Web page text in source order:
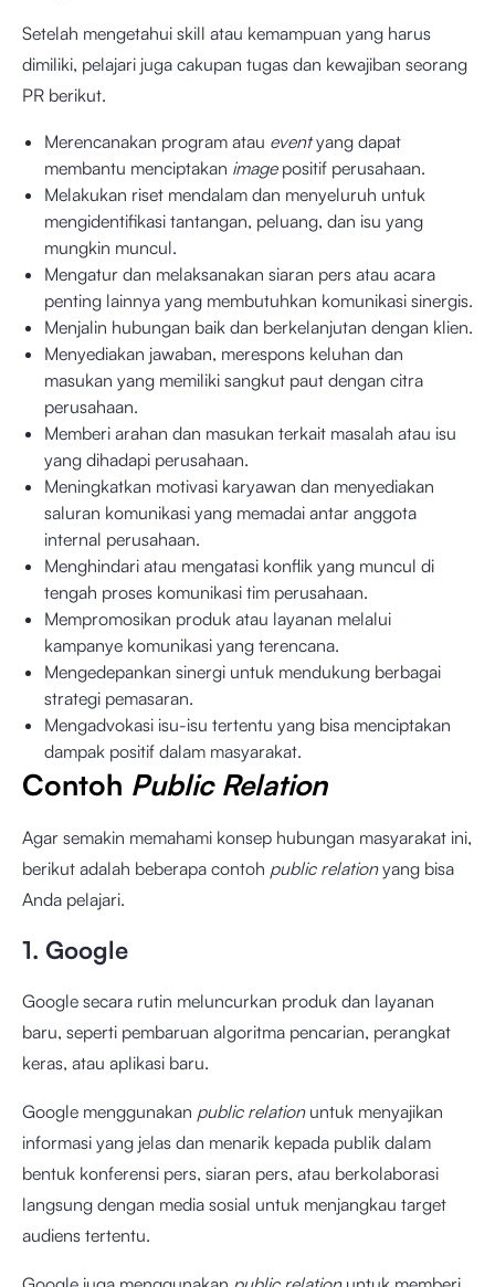
Setelah mengetahui skill atau kemampuan yang harus
dimiliki, pelajari juga cakupan tugas dan kewajiban seorang
PR berikut.
Merencanakan program atau eventyang dapat
membantu menciptakan image positif perusahaan.
Melakukan riset mendalam dan menyeluruh untuk
mengidentifikasi tantangan, peluang, dan isu yang
mungkin muncul.
Mengatur dan melaksanakan siaran pers atau acara
penting lainnya yang membutuhkan komunikasi sinergis.
Menjalin hubungan baik dan berkelanjutan dengan klien.
Menyediakan jawaban, merespons keluhan dan
masukan yang memiliki sangkut paut dengan citra
perusahaan.
Memberi arahan dan masukan terkait masalah atau isu
yang dihadapi perusahaan.
Meningkatkan motivasi karyawan dan menyediakan
saluran komunikasi yang memadai antar anggota
internal perusahaan.
Menghindari atau mengatasi konflik yang muncul di
tengah proses komunikasi tim perusahaan.
Mempromosikan produk atau layanan melalui
kampanye komunikasi yang terencana.
Mengedepankan sinergi untuk mendukung berbagai
strategi pemasaran.
Mengadvokasi isu-isu tertentu yang bisa menciptakan
dampak positif dalam masyarakat.
Contoh Public Relation
Agar semakin memahami konsep hubungan masyarakat ini,
berikut adalah beberapa contoh public relationyang bisa
Anda pelajari.
1. Google
Google secara rutin meluncurkan produk dan layanan
baru, seperti pembaruan algoritma pencarian, perangkat
keras, atau aplikasi baru.
Google menggunakan public relationuntuk menyajikan
informasi yang jelas dan menarik kepada publik dalam
bentuk konferensi pers, siaran pers, atau berkolaborasi
langsung dengan media sosial untuk menjangkau target
audiens tertentu.